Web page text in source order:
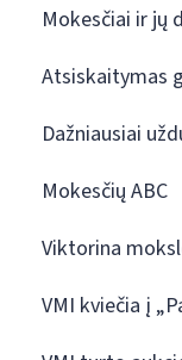
Mokesčiai ir jų
Atsiskaitymas
Dažniausiai
Mokesčių ABC
Viktorina
VMI kviečia į